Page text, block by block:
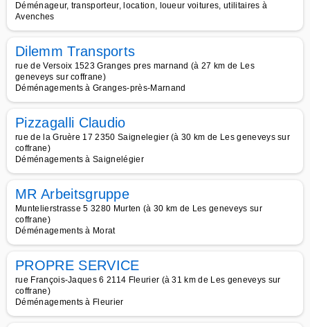
Déménageur, transporteur, location, loueur voitures, utilitaires à
Avenches
Dilemm Transports
rue de Versoix 1523 Granges pres marnand (à 27 km de Les
geneveys sur coffrane)
Déménagements à Granges-près-Marnand
Pizzagalli Claudio
rue de la Gruère 17 2350 Saignelegier (à 30 km de Les geneveys sur
coffrane)
Déménagements à Saignelégier
MR Arbeitsgruppe
Muntelierstrasse 5 3280 Murten (à 30 km de Les geneveys sur
coffrane)
Déménagements à Morat
PROPRE SERVICE
rue François-Jaques 6 2114 Fleurier (à 31 km de Les geneveys sur
coffrane)
Déménagements à Fleurier